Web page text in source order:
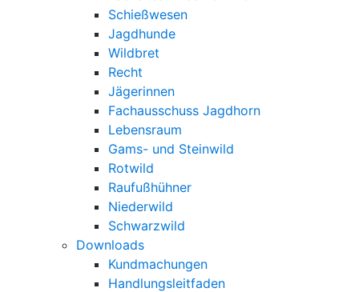
Schießwesen
Jagdhunde
Wildbret
Recht
Jägerinnen
Fachausschuss Jagdhorn
Lebensraum
Gams- und Steinwild
Rotwild
Raufußhühner
Niederwild
Schwarzwild
Downloads
Kundmachungen
Handlungsleitfaden